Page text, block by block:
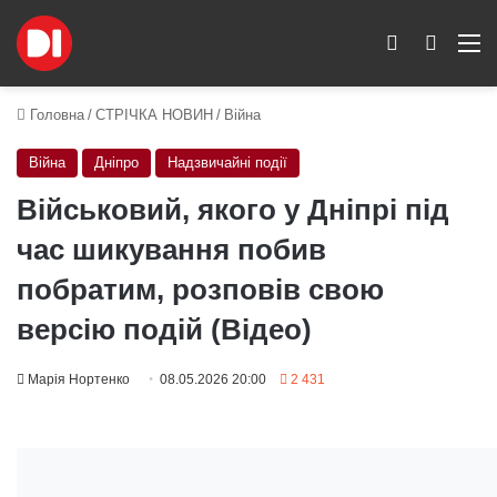
Пошук
Switch skin
Головна / СТРІЧКА НОВИН / Війна
Війна Дніпро Надзвичайні події
Військовий, якого у Дніпрі під
час шикування побив
побратим, розповів свою
версію подій (Відео)
Марія Нортенко 08.05.2026 20:00 2 431